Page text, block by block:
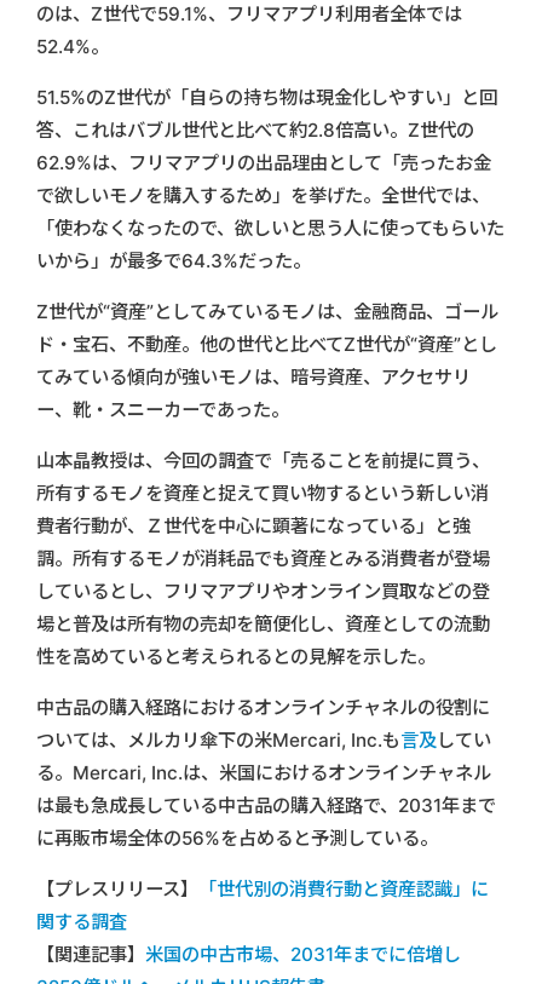
のは、Z世代で59.1%、フリマアプリ利用者全体では
52.4%。
51.5%のZ世代が「自らの持ち物は現金化しやすい」と回
答、これはバブル世代と比べて約2.8倍高い。Z世代の
62.9%は、フリマアプリの出品理由として「売ったお金
で欲しいモノを購入するため」を挙げた。全世代では、
「使わなくなったので、欲しいと思う人に使ってもらいた
いから」が最多で64.3%だった。
Z世代が“資産”としてみているモノは、金融商品、ゴール
ド・宝石、不動産。他の世代と比べてZ世代が“資産”とし
てみている傾向が強いモノは、暗号資産、アクセサリ
ー、靴・スニーカーであった。
山本晶教授は、今回の調査で「売ることを前提に買う、
所有するモノを資産と捉えて買い物するという新しい消
費者行動が、Ｚ世代を中心に顕著になっている」と強
調。所有するモノが消耗品でも資産とみる消費者が登場
しているとし、フリマアプリやオンライン買取などの登
場と普及は所有物の売却を簡便化し、資産としての流動
性を高めていると考えられるとの見解を示した。
中古品の購入経路におけるオンラインチャネルの役割に
ついては、メルカリ傘下の米Mercari, Inc.も言及 してい
る。Mercari, Inc.は、米国におけるオンラインチャネル
は最も急成長している中古品の購入経路で、2031年まで
に再販市場全体の56%を占めると予測している。
【プレスリリース】
「世代別の消費行動と資産認識」に
関する調査
【関連記事】 米国の中古市場、2031年までに倍増し